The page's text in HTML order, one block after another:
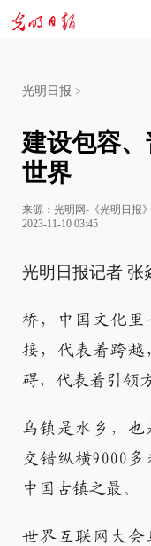
光明日报 >
建设包容
世界
来源： 光明网-《光明日报》
2023-11-10 03:45
光明日报记者 张
桥，中国文化里
接，代表着跨越
碍，代表着引领
乌镇是水乡，
交错纵横9000
中国古镇之最。
世界互联网大会